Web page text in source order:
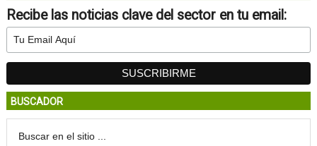
Recibe las noticias clave del sector en tu email:
BUSCADOR